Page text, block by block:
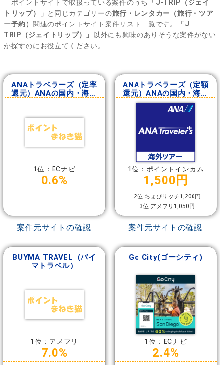
ポイントサイトで取扱っている案件のうち
「J-TRIP（ジェイ
トリップ）」 と同じカテゴリーの旅行・レンタカー（旅行・ツア
ー予約） 関連のポイントサイト案件リスト一覧です。
「J-
TRIP（ジェイトリップ）」
以外にも興味のありそうな案件がない
か探すのにお役立てください。
ANAトラベラーズ（定率
還元）ANAの国内・海外
1位：ECナビ
0.6%
案件元サイトの確認
ANAトラベラーズ（定額
還元）ANAの国内・海外
ツアー
1位：ポイントインカム
1,500円
2位:ちょびリッチ1,200円
3位:アメフリ1,050円
案件元サイトの確認
BUYMA TRAVEL（バイ
マトラベル）
1位：アメフリ
7.0%
Go City(ゴーシティ)
1位：ECナビ
2.4%